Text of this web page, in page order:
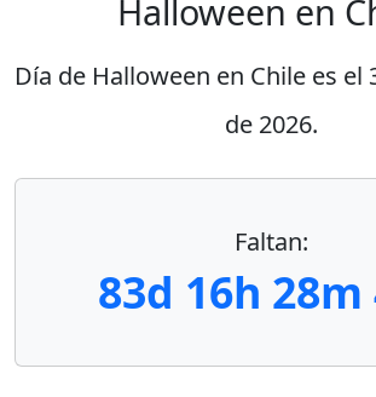
Halloween en
Día de Halloween en Chile es el
de 2026.
Faltan:
83d 16h 28m